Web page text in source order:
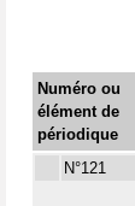
Numéro ou
élément de
périodique
N°121